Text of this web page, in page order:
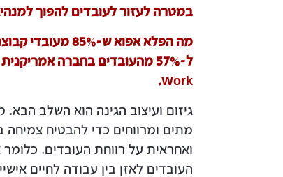
במטרה לעזור לעובדים להפוך
מה הפלא אפוא ש-
Work.
גיזום ועיצוב הגינה הוא השלב
מתים ומרווחים כדי להבטיח
ואחראית על רווחת העובדים.
העובדים לאזן בין עבודה לחיים